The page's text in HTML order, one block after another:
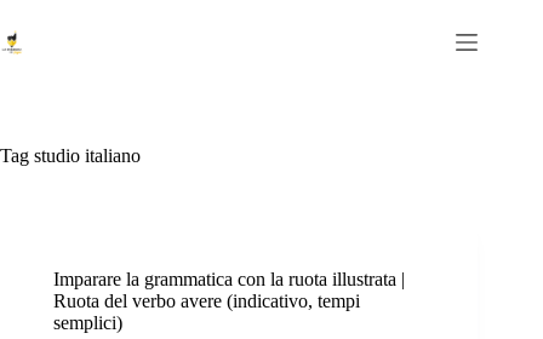
al
contenuto
Tag studio italiano
Imparare la grammatica con la ruota illustrata |
Ruota del verbo avere (indicativo, tempi
semplici)